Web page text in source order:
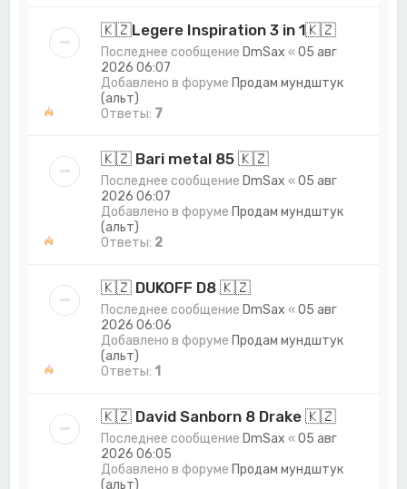
🇰🇿Legere Inspiration 3 in 1🇰🇿
Последнее сообщение DmSax «05 авг
2026 06:07
Добавлено в форуме Продам мундштук
(альт)
Ответы: 7
🇰🇿 Bari metal 85 🇰🇿
Последнее сообщение DmSax «05 авг
2026 06:07
Добавлено в форуме Продам мундштук
(альт)
Ответы: 2
🇰🇿 DUKOFF D8 🇰🇿
Последнее сообщение DmSax «05 авг
2026 06:06
Добавлено в форуме Продам мундштук
(альт)
Ответы: 1
🇰🇿 David Sanborn 8 Drake 🇰🇿
Последнее сообщение DmSax «05 авг
2026 06:05
Добавлено в форуме Продам мундштук
(альт)